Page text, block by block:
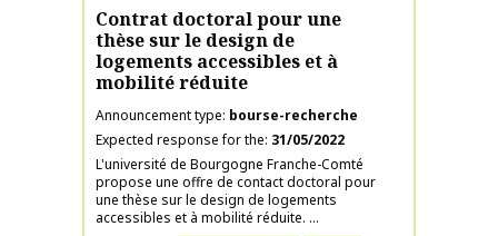
Contrat doctoral pour une
thèse sur le design de
logements accessibles et à
mobilité réduite
Announcement type bourse-recherche
Expected response for the 31/05/2022
L'université de Bourgogne Franche-Comté
propose une offre de contact doctoral pour
une thèse sur le design de logements
accessibles et à mobilité réduite. ...